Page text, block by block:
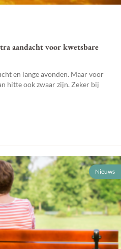
aandacht voor kwetsbare
en lange avonden. Maar voor
hitte ook zwaar zijn. Zeker bij
Nieuws